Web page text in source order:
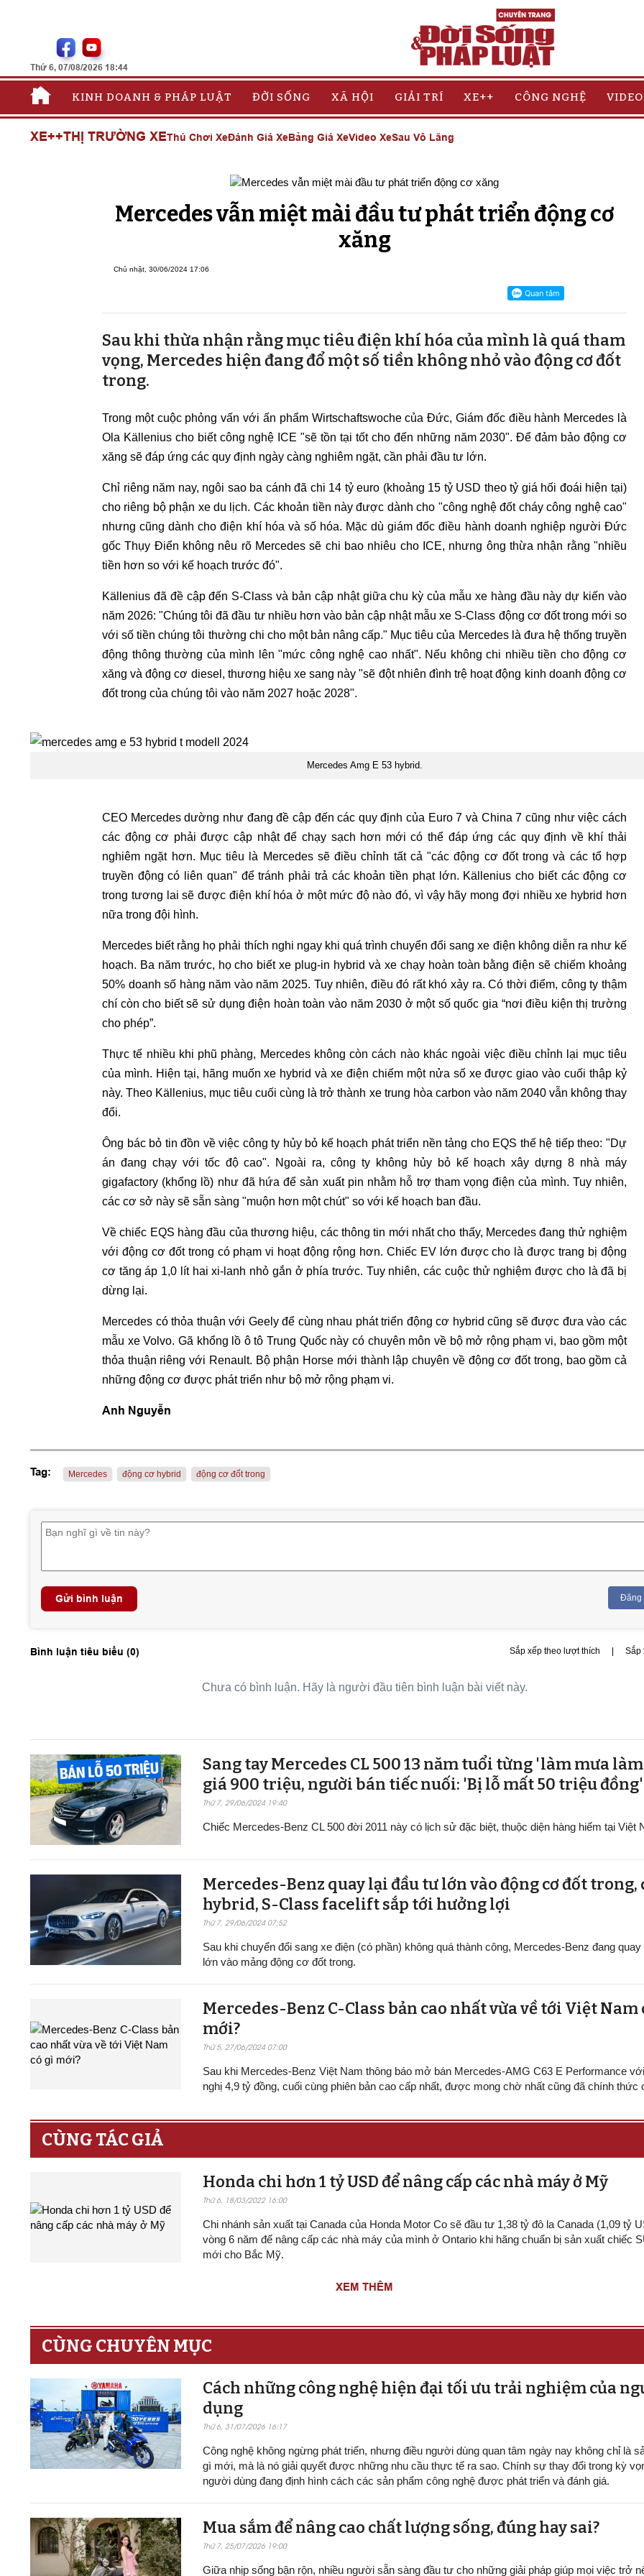
Thứ 6, 07/08/2026 18:44
KINH DOANH & PHÁP LUẬT ĐỜI SỐNG XÃ HỘI GIẢI TRÍ XE++ CÔNG NGHỆ VIDEO
XE++THỊ TRƯỜNG XEThú Chơi XeĐánh Giá XeBảng Giá XeVideo XeSau Vô Lăng
Mercedes vẫn miệt mài đầu tư phát triển động cơ
xăng
Chủ nhật, 30/06/2024 17:06
Sau khi thừa nhận rằng mục tiêu điện khí hóa của mình là quá tham
vọng, Mercedes hiện đang đổ một số tiền không nhỏ vào động cơ đốt
trong.
Trong một cuộc phỏng vấn với ấn phẩm Wirtschaftswoche của Đức, Giám đốc điều hành Mercedes là
Ola Källenius cho biết công nghệ ICE "sẽ tồn tại tốt cho đến những năm 2030". Để đảm bảo động cơ
xăng sẽ đáp ứng các quy định ngày càng nghiêm ngặt, cần phải đầu tư lớn.
Chỉ riêng năm nay, ngôi sao ba cánh đã chi 14 tỷ euro (khoảng 15 tỷ USD theo tỷ giá hối đoái hiện tại)
cho riêng bộ phận xe du lịch. Các khoản tiền này được dành cho "công nghệ đốt cháy công nghệ cao"
nhưng cũng dành cho điện khí hóa và số hóa. Mặc dù giám đốc điều hành doanh nghiệp người Đức
gốc Thụy Điển không nêu rõ Mercedes sẽ chi bao nhiêu cho ICE, nhưng ông thừa nhận rằng "nhiều
tiền hơn so với kế hoạch trước đó".
Källenius đã đề cập đến S-Class và bản cập nhật giữa chu kỳ của mẫu xe hàng đầu này dự kiến ​​vào
năm 2026: "Chúng tôi đã đầu tư nhiều hơn vào bản cập nhật mẫu xe S-Class động cơ đốt trong mới so
với số tiền chúng tôi thường chi cho một bản nâng cấp." Mục tiêu của Mercedes là đưa hệ thống truyền
động thông thường của mình lên "mức công nghệ cao nhất". Nếu không chi nhiều tiền cho động cơ
xăng và động cơ diesel, thương hiệu xe sang này "sẽ đột nhiên đình trệ hoạt động kinh doanh động cơ
đốt trong của chúng tôi vào năm 2027 hoặc 2028".
Mercedes Amg E 53 hybrid.
CEO Mercedes dường như đang đề cập đến các quy định của Euro 7 và China 7 cũng như việc cách
các động cơ phải được cập nhật để chạy sạch hơn mới có thể đáp ứng các quy định về khí thải
nghiêm ngặt hơn. Mục tiêu là Mercedes sẽ điều chỉnh tất cả "các động cơ đốt trong và các tổ hợp
truyền động có liên quan" để tránh phải trả các khoản tiền phạt lớn. Källenius cho biết các động cơ
trong tương lai sẽ được điện khí hóa ở một mức độ nào đó, vì vậy hãy mong đợi nhiều xe hybrid hơn
nữa trong đội hình.
Mercedes biết rằng họ phải thích nghi ngay khi quá trình chuyển đổi sang xe điện không diễn ra như kế
hoạch. Ba năm trước, họ cho biết xe plug-in hybrid và xe chạy hoàn toàn bằng điện sẽ chiếm khoảng
50% doanh số hàng năm vào năm 2025. Tuy nhiên, điều đó rất khó xảy ra. Có thời điểm, công ty thậm
chí còn cho biết sẽ sử dụng điện hoàn toàn vào năm 2030 ở một số quốc gia “nơi điều kiện thị trường
cho phép”.
Thực tế nhiều khi phũ phàng, Mercedes không còn cách nào khác ngoài việc điều chỉnh lại mục tiêu
của mình. Hiện tại, hãng muốn xe hybrid và xe điện chiếm một nửa số xe được giao vào cuối thập kỷ
này. Theo Källenius, mục tiêu cuối cùng là trở thành xe trung hòa carbon vào năm 2040 vẫn không thay
đổi.
Ông bác bỏ tin đồn về việc công ty hủy bỏ kế hoạch phát triển nền tảng cho EQS thế hệ tiếp theo: "Dự
án đang chạy với tốc độ cao". Ngoài ra, công ty không hủy bỏ kế hoạch xây dựng 8 nhà máy
gigafactory (khổng lồ) như đã hứa để sản xuất pin nhằm hỗ trợ tham vọng điện của mình. Tuy nhiên,
các cơ sở này sẽ sẵn sàng "muộn hơn một chút" so với kế hoạch ban đầu.
Về chiếc EQS hàng đầu của thương hiệu, các thông tin mới nhất cho thấy, Mercedes đang thử nghiệm
với động cơ đốt trong có phạm vi hoạt động rộng hơn. Chiếc EV lớn được cho là được trang bị động
cơ tăng áp 1,0 lít hai xi-lanh nhỏ gắn ở phía trước. Tuy nhiên, các cuộc thử nghiệm được cho là đã bị
dừng lại.
Mercedes có thỏa thuận với Geely để cùng nhau phát triển động cơ hybrid cũng sẽ được đưa vào các
mẫu xe Volvo. Gã khổng lồ ô tô Trung Quốc này có chuyên môn về bộ mở rộng phạm vi, bao gồm một
thỏa thuận riêng với Renault. Bộ phận Horse mới thành lập chuyên về động cơ đốt trong, bao gồm cả
những động cơ được phát triển như bộ mở rộng phạm vi.
Anh Nguyễn
Tag: Mercedes động cơ hybrid động cơ đốt trong
Gửi bình luận Đăng
Bình luận tiêu biểu (0) Sắp xếp theo lượt thích | Sắp
Chưa có bình luận. Hãy là người đầu tiên bình luận bài viết này.
Sang tay Mercedes CL 500 13 năm tuổi từng 'làm mưa
giá 900 triệu, người bán tiếc nuối: 'Bị lỗ mất 50 triệu đồng'
Thứ 7, 29/06/2024 19:40
Chiếc Mercedes-Benz CL 500 đời 2011 này có lịch sử đặc biệt, thuộc diện hàng hiếm tại Việt
Mercedes-Benz quay lại đầu tư lớn vào động cơ đốt trong,
hybrid, S-Class facelift sắp tới hưởng lợi
Thứ 7, 29/06/2024 07:52
Sau khi chuyển đổi sang xe điện (có phần) không quá thành công, Mercedes-Benz đang
lớn vào mảng động cơ đốt trong.
Mercedes-Benz C-Class bản cao nhất vừa về tới Việt Nam
mới?
Thứ 5, 27/06/2024 07:00
Sau khi Mercedes-Benz Việt Nam thông báo mở bán Mercedes-AMG C63 E Performance
nghị 4,9 tỷ đồng, cuối cùng phiên bản cao cấp nhất, được mong chờ nhất cũng đã chính thức
CÙNG TÁC GIẢ
Honda chi hơn 1 tỷ USD để nâng cấp các nhà máy ở Mỹ
Thứ 6, 18/03/2022 16:00
Chi nhánh sản xuất tại Canada của Honda Motor Co sẽ đầu tư 1,38 tỷ đô la Canada (1,09 tỷ
vòng 6 năm để nâng cấp các nhà máy của mình ở Ontario khi hãng chuẩn bị sản xuất chiếc
mới cho Bắc Mỹ.
XEM THÊM
CÙNG CHUYÊN MỤC
Cách những công nghệ hiện đại tối ưu trải nghiệm của
dụng
Thứ 6, 31/07/2026 16:17
Công nghệ không ngừng phát triển, nhưng điều người dùng quan tâm ngày nay không chỉ là
gì mới, mà là nó giải quyết được những nhu cầu thực tế ra sao. Chính sự thay đổi trong kỳ
người dùng đang định hình cách các sản phẩm công nghệ được phát triển và đánh giá.
Mua sắm để nâng cao chất lượng sống, đúng hay sai?
Thứ 7, 25/07/2026 19:00
Giữa nhịp sống bận rộn, nhiều người sẵn sàng đầu tư cho những giải pháp giúp mọi việc trở